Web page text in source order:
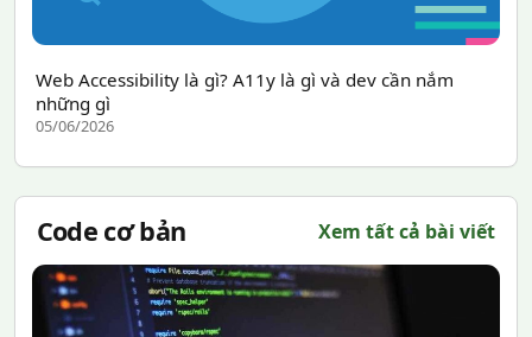
Web Accessibility là gì? A11y là gì và dev cần nắm
những gì
05/06/2026
Code cơ bản Xem tất cả bài viết